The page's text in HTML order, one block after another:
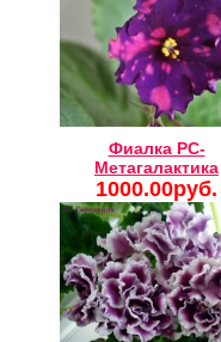
Фиалка РС-
Метагалактика
1000.00руб.